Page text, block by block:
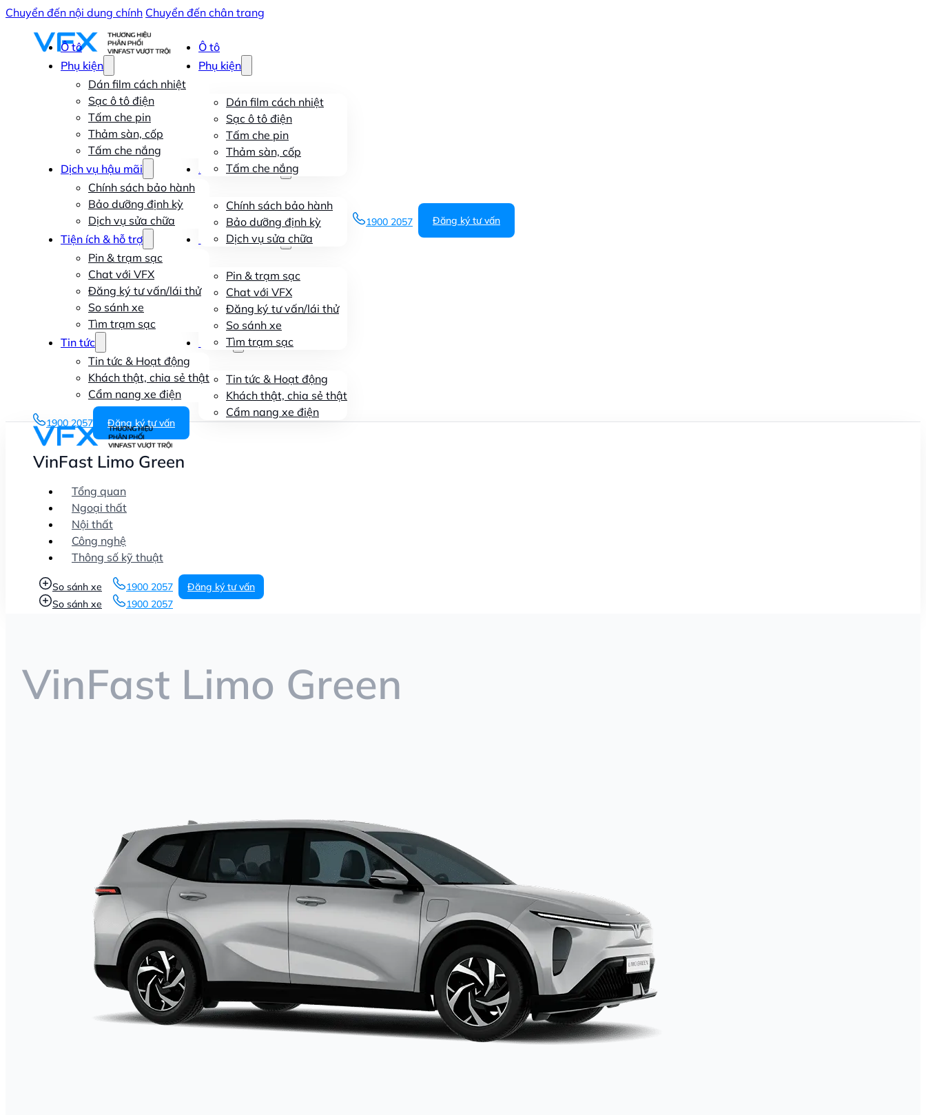
Chuyển đến nội dung chính Chuyển đến chân trang
Ô tô
Phụ kiện
Dán film cách nhiệt
Sạc ô tô điện
Tấm che pin
Thảm sàn, cốp
Tấm che nắng
Dịch vụ hậu mãi
Chính sách bảo hành
Bảo dưỡng định kỳ
Dịch vụ sửa chữa
Tiện ích & hỗ trợ
Pin & trạm sạc
Chat với VFX
Đăng ký tư vấn/lái thử
So sánh xe
Tìm trạm sạc
Tin tức
Tin tức & Hoạt động
Khách thật, chia sẻ thật
Cẩm nang xe điện
1900 2057 Đăng ký tư vấn
Ô tô
Phụ kiện
Dán film cách nhiệt
Sạc ô tô điện
Tấm che pin
Thảm sàn, cốp
Tấm che nắng
Dịch vụ hậu mãi
Chính sách bảo hành
Bảo dưỡng định kỳ
Dịch vụ sửa chữa
Tiện ích & hỗ trợ
Pin & trạm sạc
Chat với VFX
Đăng ký tư vấn/lái thử
So sánh xe
Tìm trạm sạc
Tin tức
Tin tức & Hoạt động
Khách thật, chia sẻ thật
Cẩm nang xe điện
1900 2057 Đăng ký tư vấn
VinFast Limo Green
Tổng quan
Ngoại thất
Nội thất
Công nghệ
Thông số kỹ thuật
So sánh xe 1900 2057
Đăng ký tư vấn
So sánh xe
1900 2057
VinFast Limo Green